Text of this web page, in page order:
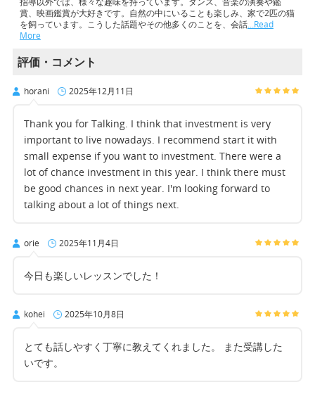
賞、映画鑑賞が大好きです。自然の中にいることも楽しみ、家で2匹の猫
を飼っています。こうした話題やその他多くのことを、会話…Read
More
評価・コメント
horani 2025年12月11日
Thank you for Talking. I think that investment is very
important to live nowadays. I recommend start it with
small expense if you want to investment. There were a
lot of chance investment in this year. I think there must
be good chances in next year. I'm looking forward to
talking about a lot of things next.
orie 2025年11月4日
今日も楽しいレッスンでした！
kohei 2025年10月8日
とても話しやすく丁寧に教えてくれました。 また受講した
いです。